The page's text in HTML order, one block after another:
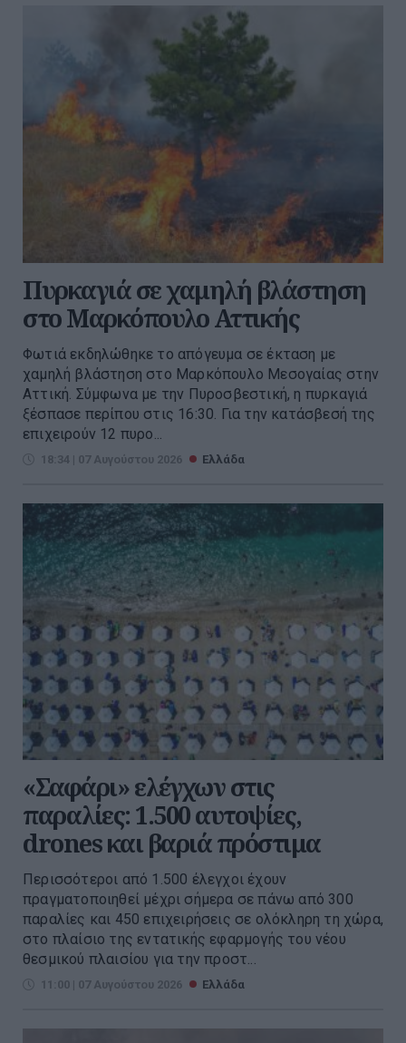
Πυρκαγιά σε χαμηλή βλάστηση
στο Μαρκόπουλο Αττικής
Φωτιά εκδηλώθηκε το απόγευμα σε έκταση με
χαμηλή βλάστηση στο Μαρκόπουλο Μεσογαίας στην
Αττική. Σύμφωνα με την Πυροσβεστική, η πυρκαγιά
ξέσπασε περίπου στις 16:30. Για την κατάσβεσή της
επιχειρούν 12 πυρο...
18:34 | 07 Αυγούστου 2026 Ελλάδα
«Σαφάρι» ελέγχων στις
παραλίες: 1.500 αυτοψίες,
drones και βαριά πρόστιμα
Περισσότεροι από 1.500 έλεγχοι έχουν
πραγματοποιηθεί μέχρι σήμερα σε πάνω από 300
παραλίες και 450 επιχειρήσεις σε ολόκληρη τη χώρα,
στο πλαίσιο της εντατικής εφαρμογής του νέου
θεσμικού πλαισίου για την προστ...
11:00 | 07 Αυγούστου 2026 Ελλάδα